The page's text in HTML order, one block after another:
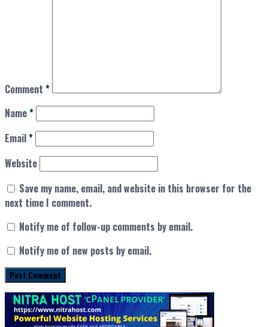
Comment *
Name*
Email*
Website
Save my name, email, and website in this browser for the
next time I comment.
Notify me of follow-up comments by email.
Notify me of new posts by email.